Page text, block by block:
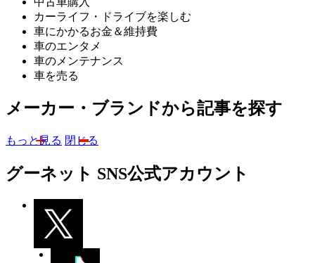
カーライフ・ドライブを楽しむ
車にかかるお金＆維持費
車のエンタメ
車のメンテナンス
車を売る
メーカー・ブランドから記事を探す
もっと見る 閉じる
グーネット SNS公式アカウント